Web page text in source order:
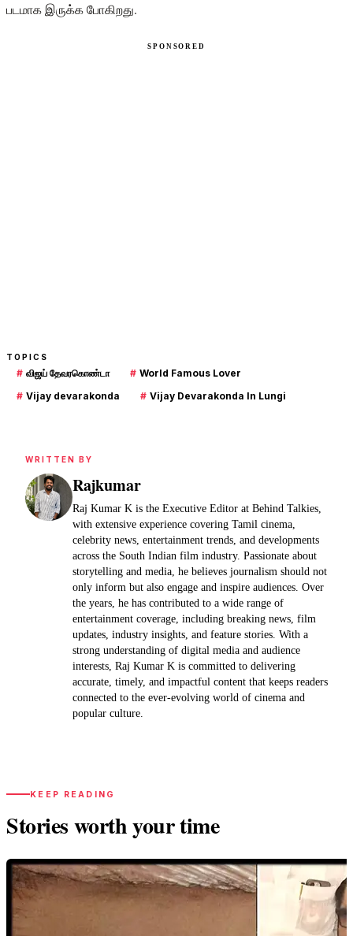
படமாக இருக்க போகிறது.
TOPICS
# விஜய் தேவரகொண்டா # World Famous Lover
# Vijay devarakonda # Vijay Devarakonda In Lungi
WRITTEN BY
Rajkumar
Raj Kumar K is the Executive Editor at Behind Talkies,
with extensive experience covering Tamil cinema,
celebrity news, entertainment trends, and developments
across the South Indian film industry. Passionate about
storytelling and media, he believes journalism should not
only inform but also engage and inspire audiences. Over
the years, he has contributed to a wide range of
entertainment coverage, including breaking news, film
updates, industry insights, and feature stories. With a
strong understanding of digital media and audience
interests, Raj Kumar K is committed to delivering
accurate, timely, and impactful content that keeps readers
connected to the ever-evolving world of cinema and
popular culture.
KEEP READING
Stories worth your time